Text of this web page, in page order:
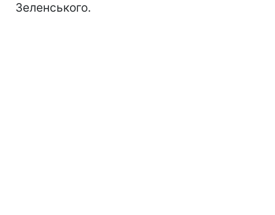
Зеленського.